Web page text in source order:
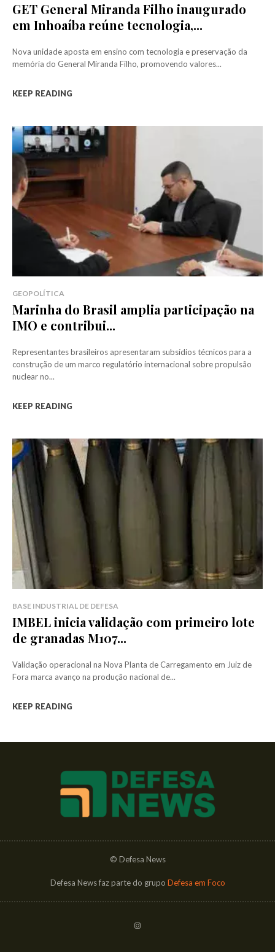
GET General Miranda Filho inaugurado
em Inhoaíba reúne tecnologia,...
Nova unidade aposta em ensino com tecnologia e preservação da
memória do General Miranda Filho, promovendo valores...
KEEP READING
GEOPOLÍTICA
Marinha do Brasil amplia participação na
IMO e contribui...
Representantes brasileiros apresentaram subsídios técnicos para a
construção de um marco regulatório internacional sobre propulsão
nuclear no...
KEEP READING
BASE INDUSTRIAL DE DEFESA
IMBEL inicia validação com primeiro lote
de granadas M107...
Validação operacional na Nova Planta de Carregamento em Juiz de
Fora marca avanço na produção nacional de...
KEEP READING
© Defesa News
Defesa News faz parte do grupo Defesa em Foco